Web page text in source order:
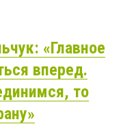
«Главное
вперед.
то